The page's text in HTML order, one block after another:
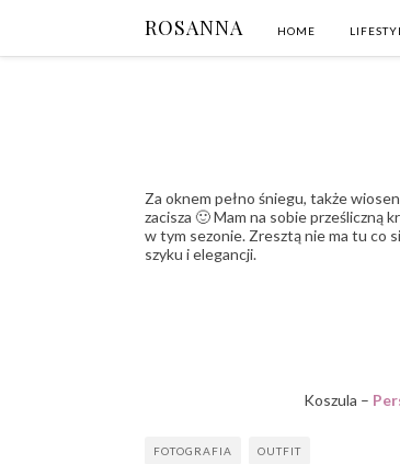
ROSANNA HOME
Za oknem pełno śniegu, także
zacisza 🙂 Mam na sobie prześliczną
w tym sezonie. Zresztą nie ma tu co
szyku i elegancji.
Koszula –
FOTOGRAFIA OUTFIT